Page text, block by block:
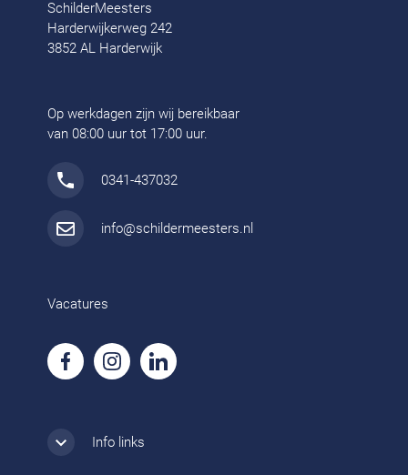
Schilder
Wolvega